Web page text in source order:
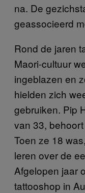
na. De
geassocieerd
Rond de jaren
Maori-cultuur
ingeblazen en
hielden zich
gebruiken. Pip
van 33,
Toen ze 18
leren over de
Afgelopen jaar
tattooshop in